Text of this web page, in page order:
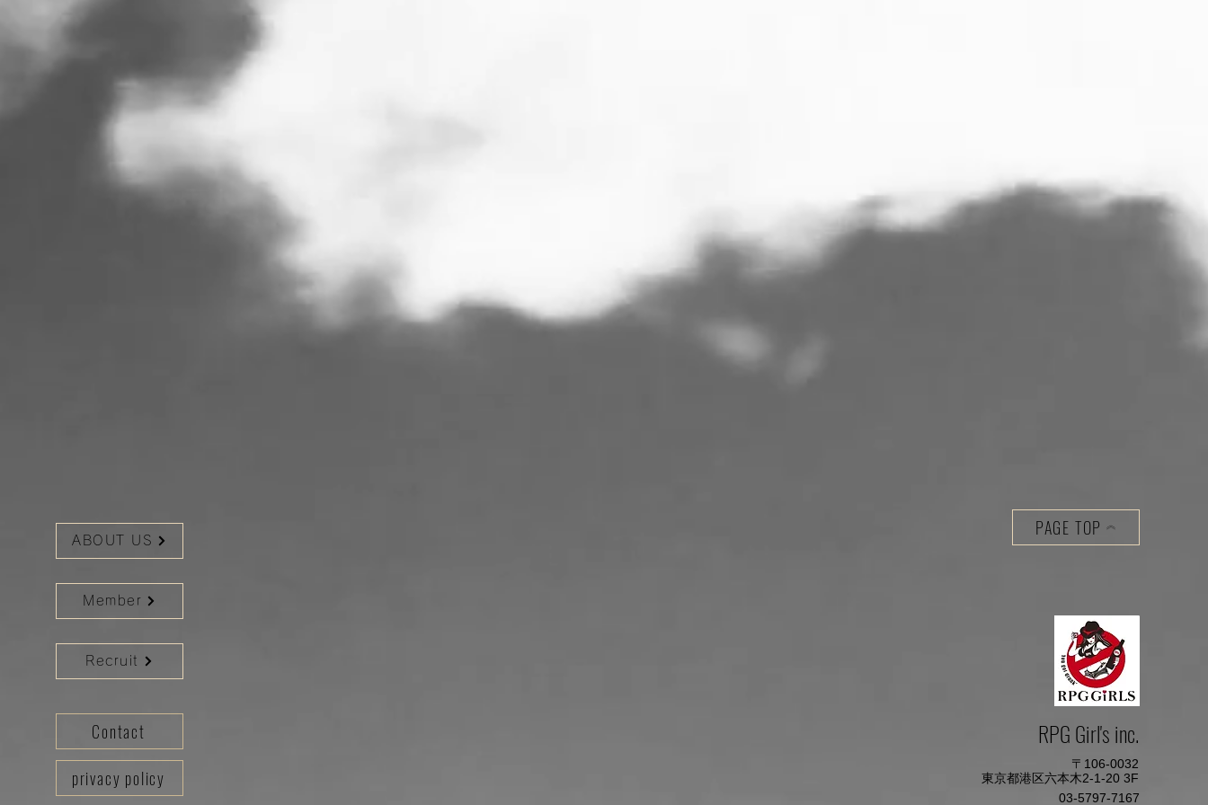
ABOUT US
Member
Recruit
Contact
privacy policy
PAGE TOP
RPG Girl's inc.​
〒106-0032
東京都港区六本木2-1-20 3F
03-5797-7167